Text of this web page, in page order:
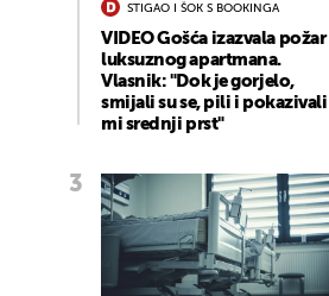
STIGAO I ŠOK S BOOKINGA
VIDEO Gošća izazvala požar
luksuznog apartmana.
Vlasnik: "Dok je gorjelo,
smijali su se, pili i pokazivali
mi srednji prst"